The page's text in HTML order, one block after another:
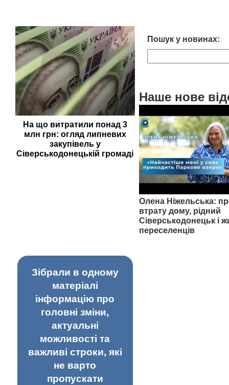
На що витратили понад 3
млн грн: огляд липневих
закупівель у
Сіверськодонецькій громаді
Пошук у новинах:
Наше нове
Олена Ніжельська:
втрату дому, рідний
Сіверськодонецьк і
переселенців
Зібрали в одному
матеріалі
інформацію про
головні зміни,
актуальні
можливості та
важливі строки, які
не варто
пропускати